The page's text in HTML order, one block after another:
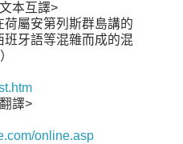
本互譯>
荷屬安第列斯群島講的
牙語等混雜而成的混
譯>
online.asp